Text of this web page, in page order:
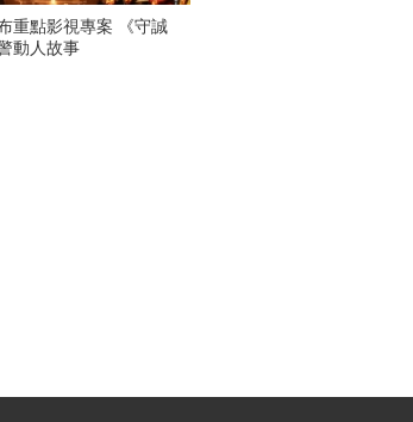
重點影視專案 《守誠
動人故事